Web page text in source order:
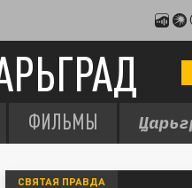
ФИЛЬМЫ
СВЯТАЯ ПРАВДА